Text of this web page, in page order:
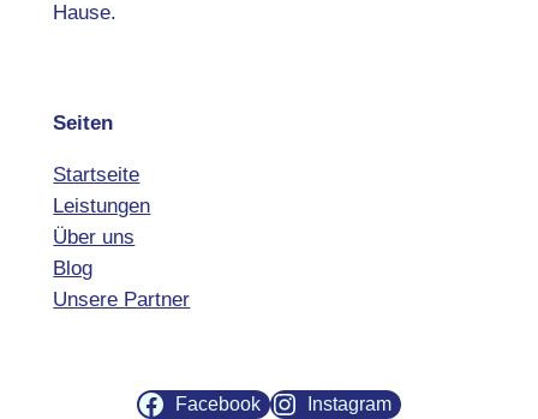
Hause.
Seiten
Startseite
Leistungen
Über uns
Blog
Unsere Partner
Facebook Instagram